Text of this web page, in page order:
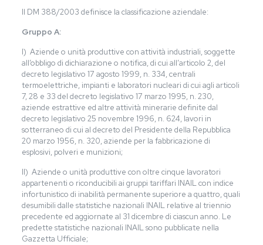
Il DM 388/2003 definisce la classificazione aziendale:
Gruppo A:
I) Aziende o unità produttive con attività industriali, soggette
all’obbligo di dichiarazione o notifica, di cui all’articolo 2, del
decreto legislativo 17 agosto 1999, n. 334, centrali
termoelettriche, impianti e laboratori nucleari di cui agli articoli
7, 28 e 33 del decreto legislativo 17 marzo 1995, n. 230,
aziende estrattive ed altre attività minerarie definite dal
decreto legislativo 25 novembre 1996, n. 624, lavori in
sotterraneo di cui al decreto del Presidente della Repubblica
20 marzo 1956, n. 320, aziende per la fabbricazione di
esplosivi, polveri e munizioni;
II) Aziende o unità produttive con oltre cinque lavoratori
appartenenti o riconducibili ai gruppi tariffari INAIL con indice
infortunistico di inabilità permanente superiore a quattro, quali
desumibili dalle statistiche nazionali INAIL relative al triennio
precedente ed aggiornate al 31 dicembre di ciascun anno. Le
predette statistiche nazionali INAIL sono pubblicate nella
Gazzetta Ufficiale;